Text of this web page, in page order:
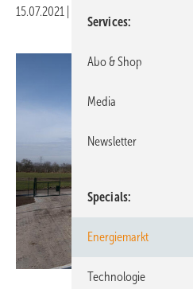
15.07.2021
Services
Abo & Shop
Media
Newsletter
Specials
Energiemarkt
Technologie